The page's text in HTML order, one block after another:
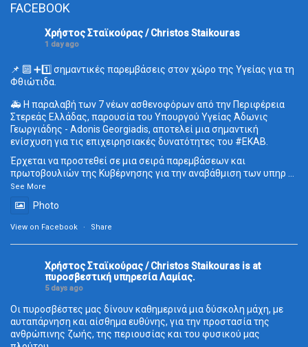
FACEBOOK
Χρήστος Σταϊκούρας / Christos Staikouras
1 day ago
📌 🔟 ➕1️⃣ σημαντικές παρεμβάσεις στον χώρο της Υγείας για τη
Φθιώτιδα.
🚑 Η παραλαβή των 7 νέων ασθενοφόρων από την Περιφέρεια
Στερεάς Ελλάδας, παρουσία του Υπουργού Υγείας Άδωνις
Γεωργιάδης - Adonis Georgiadis, αποτελεί μια σημαντική
ενίσχυση για τις επιχειρησιακές δυνατότητες του #ΕΚΑΒ.
Έρχεται να προστεθεί σε μια σειρά παρεμβάσεων και
πρωτοβουλιών της Κυβέρνησης για την αναβάθμιση των υπηρ ...
See More
Photo
View on Facebook · Share
Χρήστος Σταϊκούρας / Christos Staikouras is at
πυροσβεστική υπηρεσία Λαμίας.
5 days ago
Οι πυροσβέστες μας δίνουν καθημερινά μια δύσκολη μάχη, με
αυταπάρνηση και αίσθημα ευθύνης, για την προστασία της
ανθρώπινης ζωής, της περιουσίας και του φυσικού μας